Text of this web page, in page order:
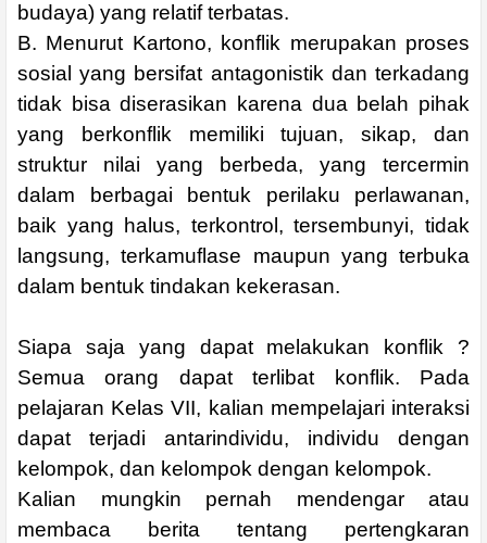
budaya) yang relatif terbatas.
B. Menurut Kartono, konflik merupakan proses
sosial yang bersifat antagonistik dan terkadang
tidak bisa diserasikan karena dua belah pihak
yang berkonflik memiliki tujuan, sikap, dan
struktur nilai yang berbeda, yang tercermin
dalam berbagai bentuk perilaku perlawanan,
baik yang halus, terkontrol, tersembunyi, tidak
langsung, terkamuflase maupun yang terbuka
dalam bentuk tindakan kekerasan.
Siapa saja yang dapat melakukan konflik ?
Semua orang dapat terlibat konflik. Pada
pelajaran Kelas VII, kalian mempelajari interaksi
dapat terjadi antarindividu, individu dengan
kelompok, dan kelompok dengan kelompok.
Kalian mungkin pernah mendengar atau
membaca berita tentang pertengkaran